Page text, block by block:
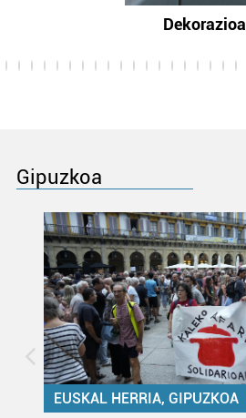
Dekorazioa
Gipuzkoa
EUSKAL HERRIA, GIPUZKOA